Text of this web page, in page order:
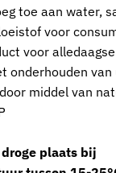
toe aan water,
voor
voor
onderhouden van
middel van
plaats bij